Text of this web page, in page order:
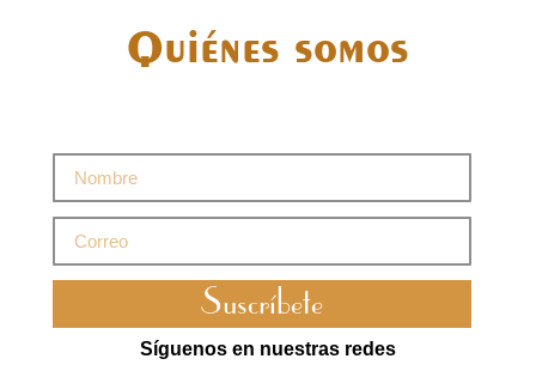
Quiénes somos
Suscríbete
Síguenos en nuestras redes